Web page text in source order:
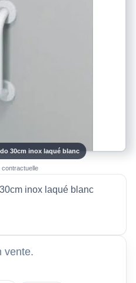
30cm inox laqué blanc
contractuelle
inox laqué blanc
vente.